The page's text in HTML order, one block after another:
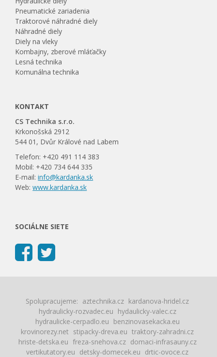
Pneumatické zariadenia
Traktorové náhradné diely
Náhradné diely
Diely na vleky
Kombajny, zberové mláťačky
Lesná technika
Komunálna technika
KONTAKT
CS Technika s.r.o.
Krkonošská 2912
544 01, Dvůr Králové nad Labem
Telefon: +420 491 114 383
Mobil: +420 734 644 335
E-mail:info@kardanka.sk
Web:www.kardanka.sk
SOCIÁLNE SIETE
Spolupracujeme: aztechnika.cz kardanova-hridel.cz
hydraulicky-rozvadec.eu hydaulicky-valec.cz
hydraulicke-cerpadlo.eu benzinovasekacka.eu
krovinorezy.net stipacky-dreva.eu traktory-zahradni.cz
hriste-detska.eu freza-snehova.cz domaci-infrasauny.cz
vertikutatory.eu detsky-domecek.eu drtic-ovoce.cz